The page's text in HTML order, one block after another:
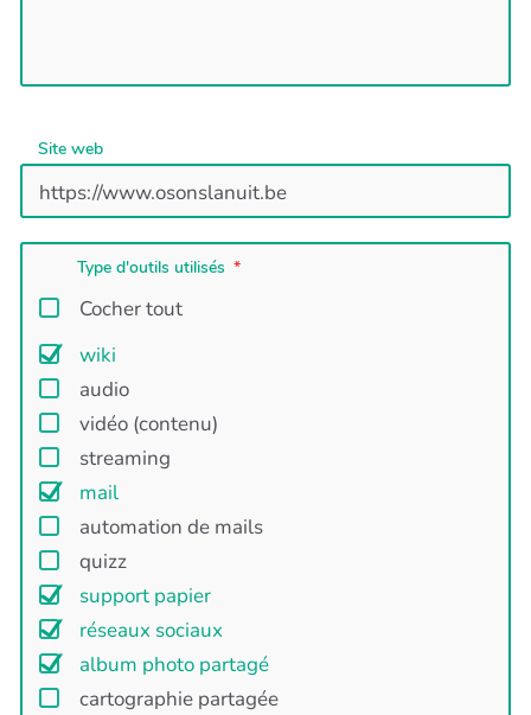
Site web
Type d'outils utilisés
Cocher tout
wiki
audio
vidéo (contenu)
streaming
mail
automation de mails
quizz
support papier
réseaux sociaux
album photo partagé
cartographie partagée